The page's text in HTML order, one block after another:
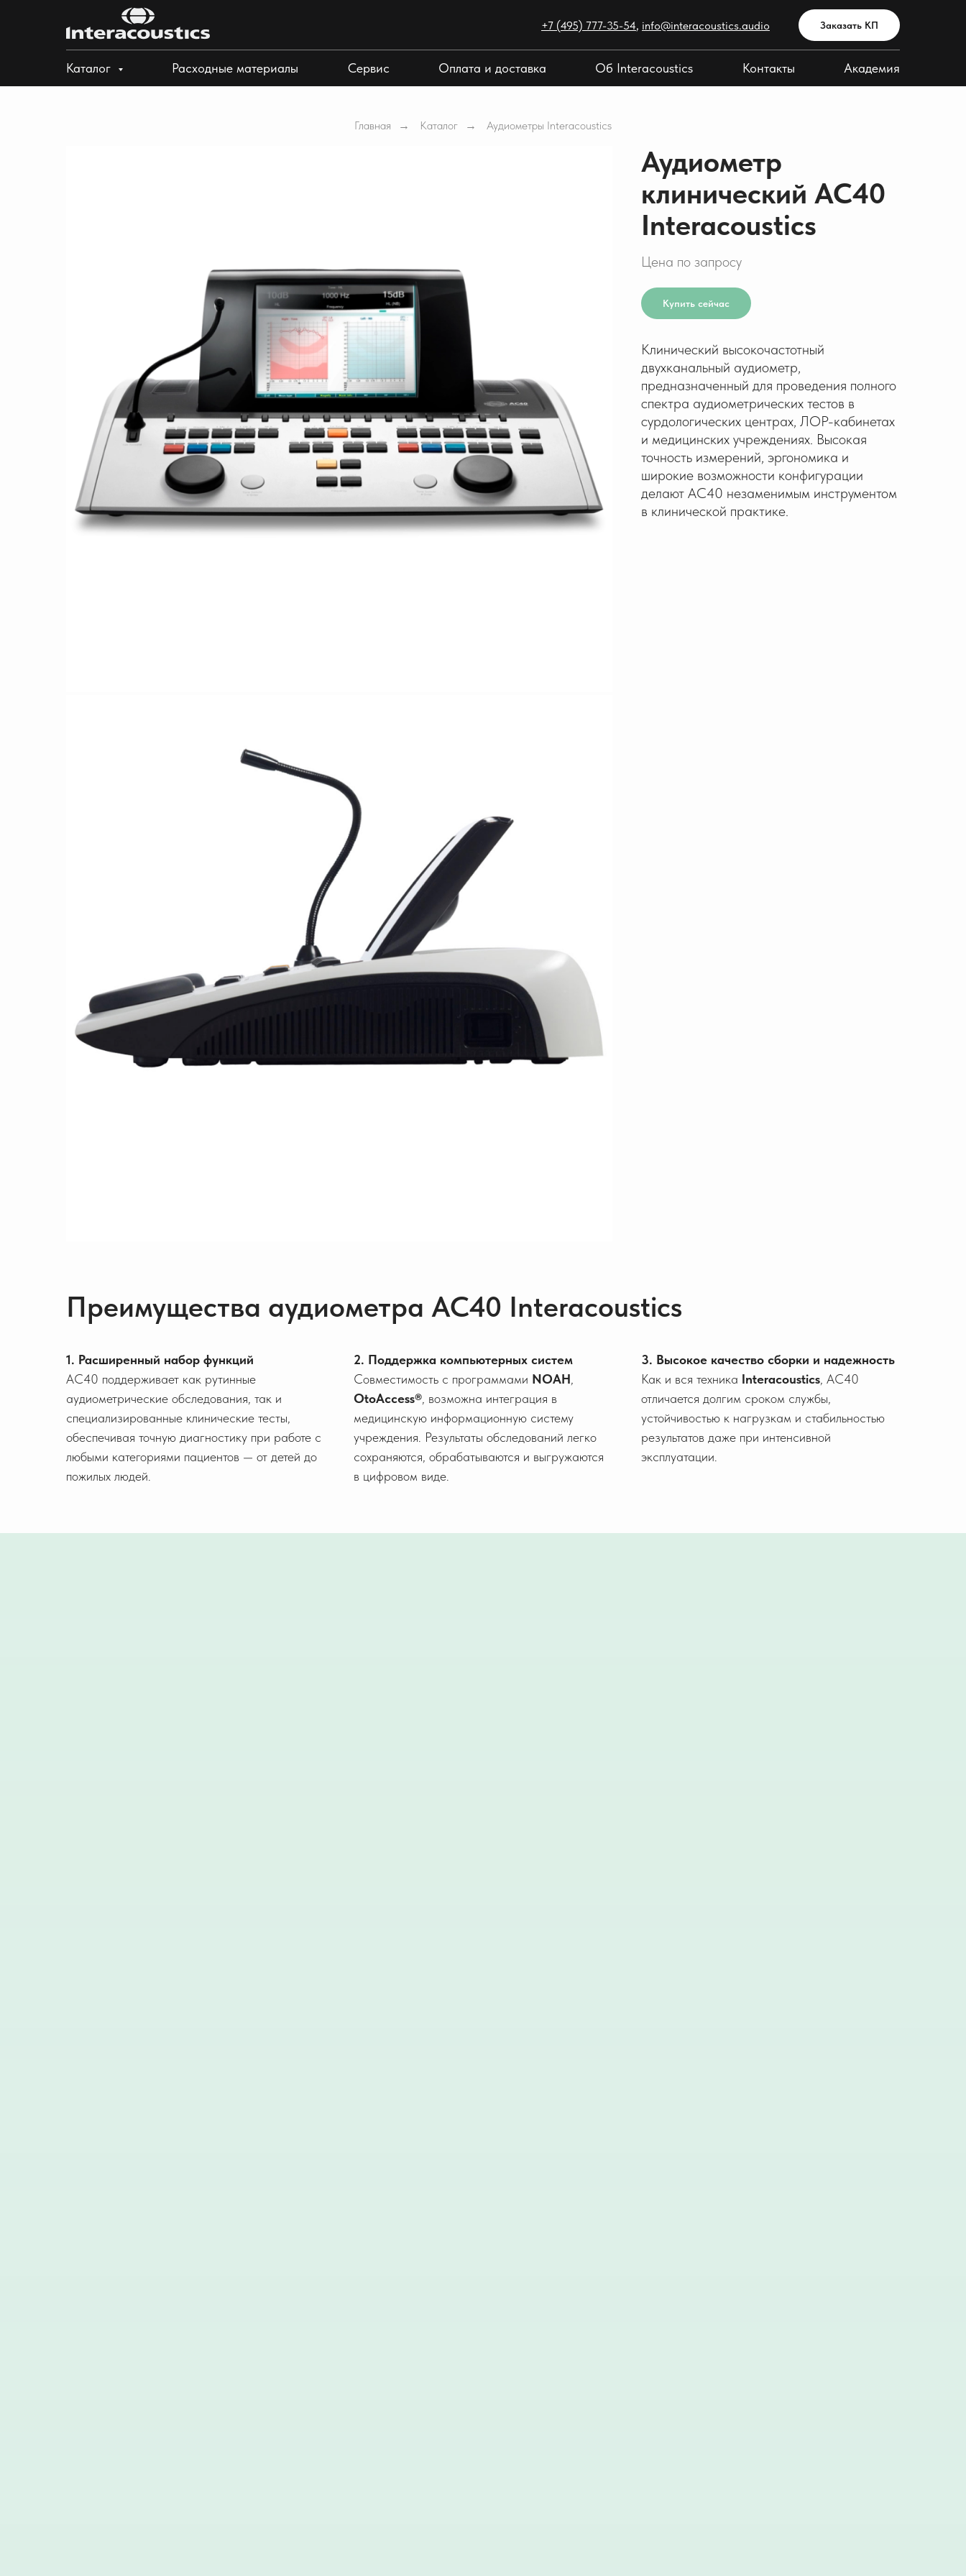
+7 (495) 777-35-54, info@interacoustics.audio Заказать КП
Каталог Расходные материалы Сервис Оплата и доставка Об Interacoustics Контакты Академия
Главная → Каталог → Аудиометры Interacoustics
Аудиометр
клинический AC40
Interacoustics
Цена по запросу
Купить сейчас
Клинический высокочастотный
двухканальный аудиометр,
предназначенный для проведения полного
спектра аудиометрических тестов в
сурдологических центрах, ЛОР-кабинетах
и медицинских учреждениях. Высокая
точность измерений, эргономика и
широкие возможности конфигурации
делают AC40 незаменимым инструментом
в клинической практике.
Преимущества аудиометра AC40 Interacoustics
1. Расширенный набор функций
AC40 поддерживает как рутинные
аудиометрические обследования, так и
специализированные клинические тесты,
обеспечивая точную диагностику при работе с
любыми категориями пациентов — от детей до
пожилых людей.
2. Поддержка компьютерных систем
Совместимость с программами NOAH
OtoAccess® , возможна интеграция в
медицинскую информационную систему
учреждения. Результаты обследований легко
сохраняются, обрабатываются и выгружаются
в цифровом виде.
3. Высокое качество сборки и надежность
Как и вся техника Interacoustics , AC40
отличается долгим сроком службы,
устойчивостью к нагрузкам и стабильностью
результатов даже при интенсивной
эксплуатации.